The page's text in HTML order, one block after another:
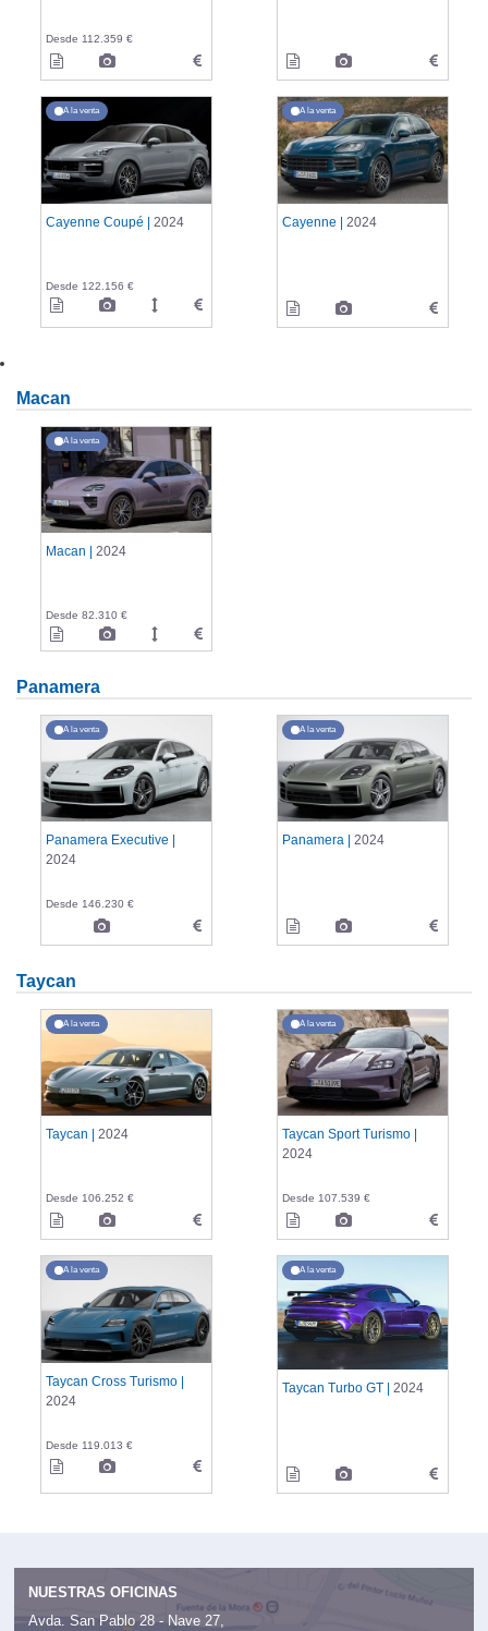
Desde 112.359 €
A la venta
Cayenne Coupé | 2024
Desde 122.156 €
A la venta
Cayenne | 2024
Macan
A la venta
Macan | 2024
Desde 82.310 €
Panamera
A la venta
Panamera Executive |
2024
Desde 146.230 €
A la venta
Panamera | 2024
Taycan
A la venta
Taycan | 2024
Desde 106.252 €
A la venta
Taycan Sport Turismo |
2024
Desde 107.539 €
A la venta
Taycan Cross Turismo |
2024
Desde 119.013 €
A la venta
Taycan Turbo GT | 2024
NUESTRAS OFICINAS
Avda. San Pablo 28 - Nave 27,